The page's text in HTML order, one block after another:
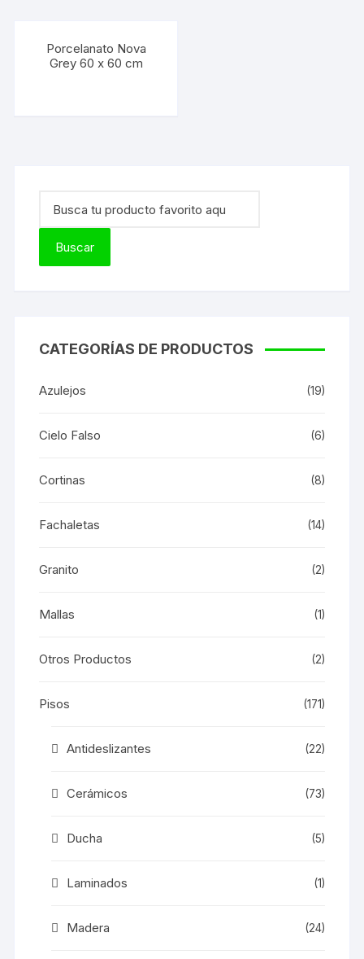
Porcelanato Nova
Grey 60 x 60 cm
CATEGORÍAS DE PRODUCTOS
Azulejos (19)
Cielo Falso (6)
Cortinas (8)
Fachaletas (14)
Granito (2)
Mallas (1)
Otros Productos (2)
Pisos (171)
Antideslizantes (22)
Cerámicos (73)
Ducha (5)
Laminados (1)
Madera (24)